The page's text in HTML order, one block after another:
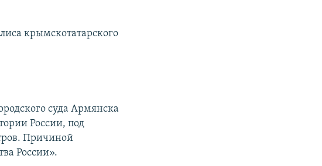
крымскотатарского
суда Армянска
России, под
Причиной
России».